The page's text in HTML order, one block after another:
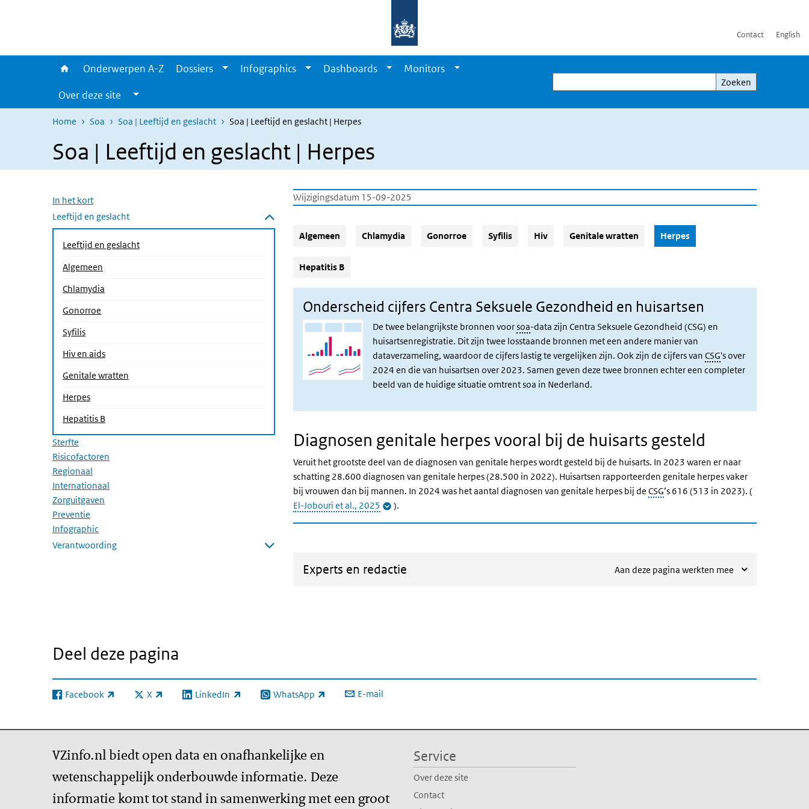
Contact English
Onderwerpen A-Z Dossiers Infographics Dashboards
Monitors
Over deze site
Zoeken
Zoeken
Home Soa Soa | Leeftijd en geslacht Soa | Leeftijd en geslacht | Herpes
Soa | Leeftijd en geslacht | Herpes
Overslaan menu
In het kort
Leeftijd en geslacht
Submenu sluiten
Leeftijd en geslacht
Algemeen
Chlamydia
Gonorroe
Syfilis
Hiv en aids
Genitale wratten
Herpes(Actieve pagina)
Hepatitis B
Sterfte
Risicofactoren
Regionaal
Internationaal
Zorguitgaven
Preventie
Infographic
Verantwoording
Wijzigingsdatum 15-09-2025
Algemeen Chlamydia Gonorroe Syfilis Hiv Genitale wratten Herpes(Actieve knop)
Hepatitis B
Onderscheid cijfers Centra Seksuele Gezondheid en huisartsen
De twee belangrijkste bronnen voorsoa-data zijn Centra Seksuele Gezondheid (CSG) en
huisartsenregistratie. Dit zijn twee losstaande bronnen met een andere manier van
dataverzameling, waardoor de cijfers lastig te vergelijken zijn. Ook zijn de cijfers van CSG's over
2024 en die van huisartsen over 2023. Samen geven deze twee bronnen echter een completer
beeld van de huidige situatie omtrent soa in Nederland.
Diagnosen genitale herpes vooral bij de huisarts gesteld
Veruit het grootste deel van de diagnosen van genitale herpes wordt gesteld bij de huisarts. In 2023 waren er naar
schatting 28.600 diagnosen van genitale herpes (28.500 in 2022). Huisartsen rapporteerden genitale herpes vaker
bij vrouwen dan bij mannen. In 2024 was het aantal diagnosen van genitale herpes bij de CSG’s 616 (513 in 2023). (
El-Jobouri et al., 2025
).
Experts en redactie Aan deze pagina werkten mee
Deel deze pagina
Facebook
(externe link) X
(externe link) LinkedIn
(externe link) WhatsApp
(externe link) E-mail
VZinfo.nl biedt open data en onafhankelijke en
wetenschappelijk onderbouwde informatie. Deze
informatie komt tot stand in samenwerking met een groot
Service
Over deze site
Contact